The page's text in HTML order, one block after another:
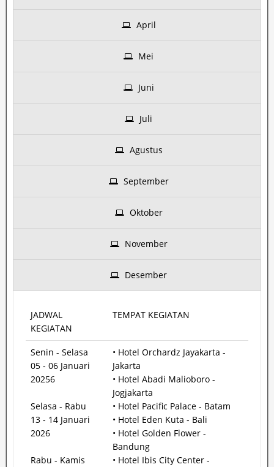
April
Mei
Juni
Juli
Agustus
September
Oktober
November
Desember
JADWAL
KEGIATAN
TEMPAT KEGIATAN
Senin - Selasa
05 - 06 Januari
20256
Selasa - Rabu
13 - 14 Januari
2026
Rabu - Kamis
• Hotel Orchardz Jayakarta -
Jakarta
• Hotel Abadi Malioboro -
Jogjakarta
• Hotel Pacific Palace - Batam
• Hotel Eden Kuta - Bali
• Hotel Golden Flower -
Bandung
• Hotel Ibis City Center -